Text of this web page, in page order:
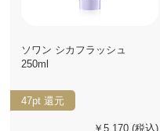
ソワン シカフラッシュ
250ml
47pt 還元
￥5,170 (税込)